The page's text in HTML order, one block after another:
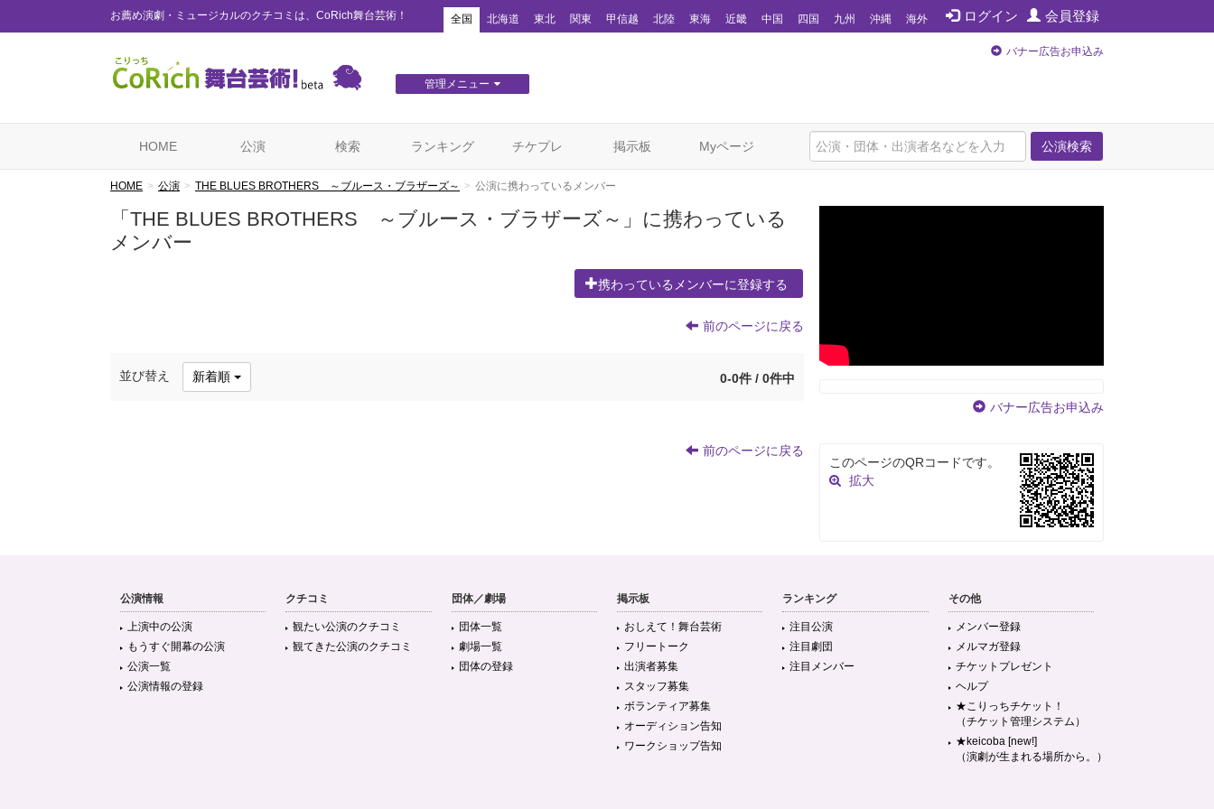
お薦め演劇・ミュージカルのクチコミは、CoRich舞台芸術！ ログイン 会員登録
全国 北海道 東北 関東 甲信越 北陸 東海 近畿 中国 四国 九州 沖縄 海外
管理メニュー
バナー広告お申込み
公演検索
HOME 公演 検索 ランキング チケプレ 掲示板 Myページ
HOME 公演 THE BLUES BROTHERS ～ブルース・ブラザーズ～ 公演に携わっているメンバー
「THE BLUES BROTHERS ～ブルース・ブラザーズ～」に携わっている
メンバー
携わっているメンバーに登録する
前のページに戻る
並び替え 新着順 0-0件 / 0件中
前のページに戻る
バナー広告お申込み
このページのQRコードです。
拡大
公演情報
上演中の公演
もうすぐ開幕の公演
公演一覧
公演情報の登録
クチコミ
観たい公演のクチコミ
観てきた公演のクチコミ
団体／劇場
団体一覧
劇場一覧
団体の登録
掲示板
おしえて！舞台芸術
フリートーク
出演者募集
スタッフ募集
ボランティア募集
オーディション告知
ワークショップ告知
ランキング
注目公演
注目劇団
注目メンバー
その他
メンバー登録
メルマガ登録
チケットプレゼント
ヘルプ
★こりっちチケット！
（チケット管理システム）
★keicoba [new!]
（演劇が生まれる場所から。）